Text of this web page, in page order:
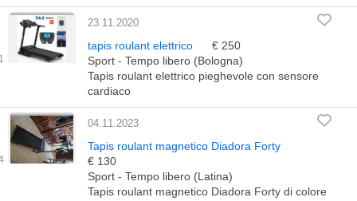
23.11.2020
tapis roulant elettrico
€ 250
Sport - Tempo libero (Bologna)
Tapis roulant elettrico pieghevole con sensore
cardiaco
04.11.2023
Tapis roulant magnetico Diadora Forty
€ 130
Sport - Tempo libero (Latina)
Tapis roulant magnetico Diadora Forty di colore